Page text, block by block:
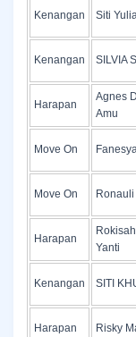
Kenangan Siti
Kenangan SILVIA
Harapan
Agnes
Amu
Move On
Move On
Harapan
Yanti
Kenangan SITI
Harapan Risky